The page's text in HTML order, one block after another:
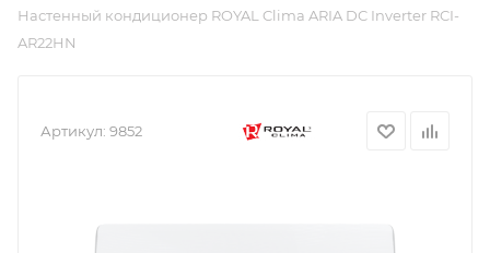
Настенный кондиционер ROYAL Clima ARIA DC Inverter RCI-
AR22HN
Артикул: 9852